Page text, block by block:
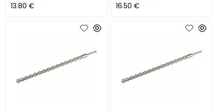
13.80 € 16.50 €